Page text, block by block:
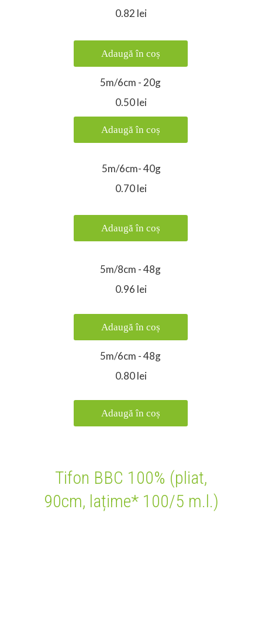
Adaugă în coș
Adaugă în coș
Adaugă în coș
Adaugă în coș
Adaugă în coș
5m/6cm - 48g
0.80 lei
5m/6cm- 40g
0.70 lei
5m/6cm - 20g
0.50 lei
5m/8cm - 48g
0.96 lei
0.82 lei
Tifon BBC 100% (pliat,
90cm, lațime* 100/5 m.l.)